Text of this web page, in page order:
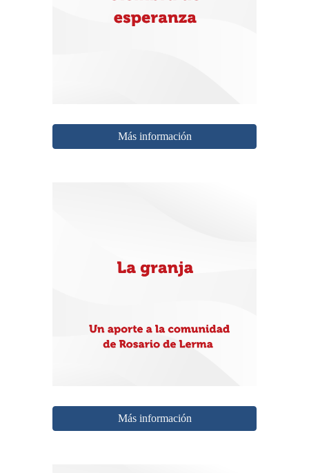
Más información
Más información